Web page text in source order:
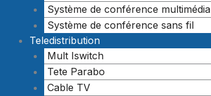
Système de conférence multimédia
Système de conférence sans fil
Teledistribution
Mult Iswitch
Tete Parabo
Cable TV